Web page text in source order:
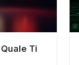
Ti